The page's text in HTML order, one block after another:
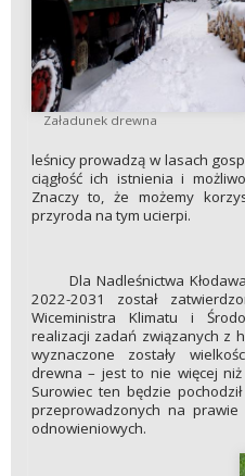
Załadunek drewna
leśnicy prowadzą w lasach
ciągłość ich istnienia i
Znaczy to, że możemy
przyroda na tym ucierpi.
Dla Nadleśnictwa
2022-2031 został
Wiceministra Klimatu i
realizacji zadań związanych z
wyznaczone zostały
drewna – jest to nie więcej
Surowiec ten będzie
przeprowadzonych na
odnowieniowych.